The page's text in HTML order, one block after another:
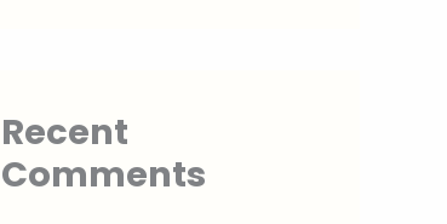
Recent
Comments